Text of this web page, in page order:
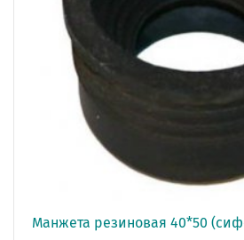
Манжета резиновая 40*50